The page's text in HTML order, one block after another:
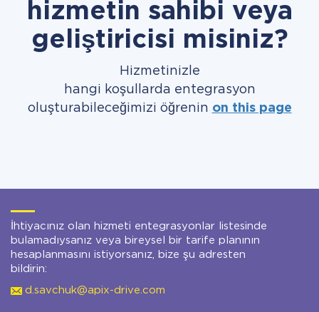
hizmetin sahibi veya
geliştiricisi misiniz?
Hizmetinizle
hangi koşullarda entegrasyon
oluşturabileceğimizi öğrenin on this page
İhtiyacınız olan hizmeti entegrasyonlar listesinde
bulamadıysanız veya bireysel bir tarife planının
hesaplanmasını istiyorsanız, bize şu adresten
bildirin:
d.savchuk@apix-drive.com